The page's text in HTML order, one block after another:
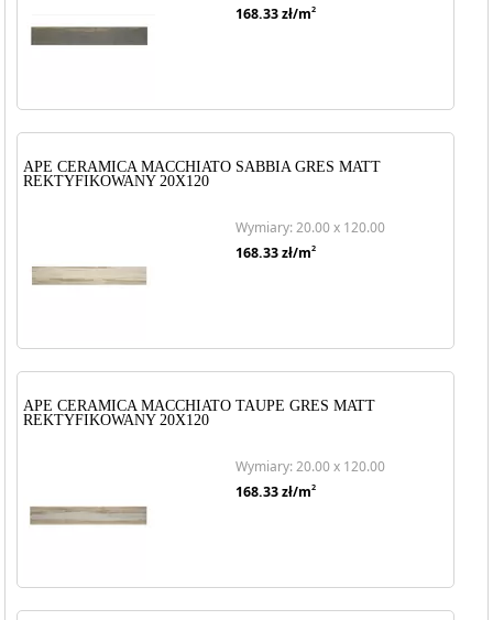
168.33zł/m2
APE CERAMICA MACCHIATO SABBIA GRES MATT
REKTYFIKOWANY 20X120
Wymiary: 20.00 x 120.00
168.33zł/m2
APE CERAMICA MACCHIATO TAUPE GRES MATT
REKTYFIKOWANY 20X120
Wymiary: 20.00 x 120.00
168.33zł/m2